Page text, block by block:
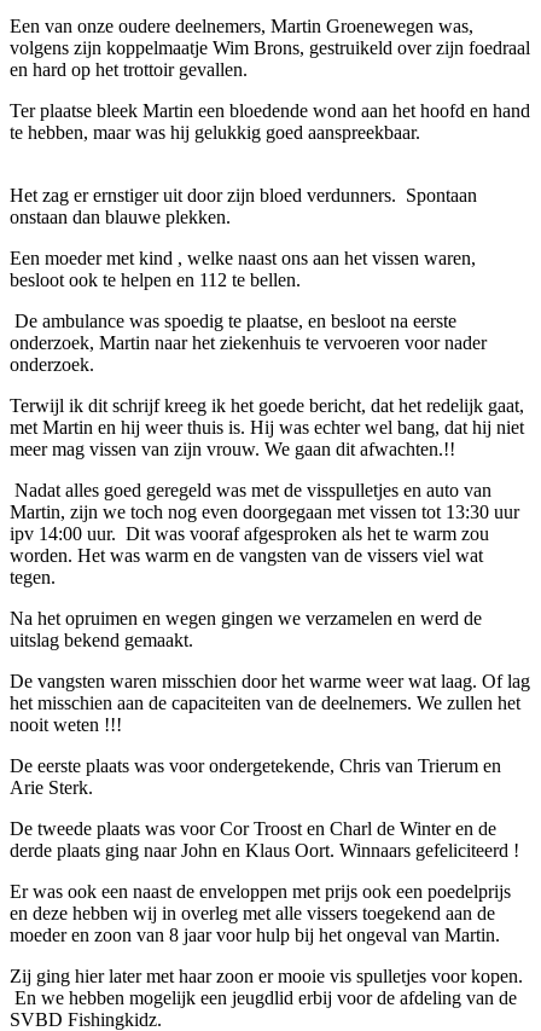
Een van onze oudere deelnemers, Martin Groenewegen was,
volgens zijn koppelmaatje Wim Brons, gestruikeld over zijn foedraal
en hard op het trottoir gevallen.
Ter plaatse bleek Martin een bloedende wond aan het hoofd en hand
te hebben, maar was hij gelukkig goed aanspreekbaar.
Het zag er ernstiger uit door zijn bloed verdunners. Spontaan
onstaan dan blauwe plekken.
Een moeder met kind , welke naast ons aan het vissen waren,
besloot ook te helpen en 112 te bellen.
De ambulance was spoedig te plaatse, en besloot na eerste
onderzoek, Martin naar het ziekenhuis te vervoeren voor nader
onderzoek.
Terwijl ik dit schrijf kreeg ik het goede bericht, dat het redelijk gaat,
met Martin en hij weer thuis is. Hij was echter wel bang, dat hij niet
meer mag vissen van zijn vrouw. We gaan dit afwachten.!!
Nadat alles goed geregeld was met de visspulletjes en auto van
Martin, zijn we toch nog even doorgegaan met vissen tot 13:30 uur
ipv 14:00 uur. Dit was vooraf afgesproken als het te warm zou
worden. Het was warm en de vangsten van de vissers viel wat
tegen.
Na het opruimen en wegen gingen we verzamelen en werd de
uitslag bekend gemaakt.
De vangsten waren misschien door het warme weer wat laag. Of lag
het misschien aan de capaciteiten van de deelnemers. We zullen het
nooit weten !!!
De eerste plaats was voor ondergetekende, Chris van Trierum en
Arie Sterk.
De tweede plaats was voor Cor Troost en Charl de Winter en de
derde plaats ging naar John en Klaus Oort. Winnaars gefeliciteerd !
Er was ook een naast de enveloppen met prijs ook een poedelprijs
en deze hebben wij in overleg met alle vissers toegekend aan de
moeder en zoon van 8 jaar voor hulp bij het ongeval van Martin.
Zij ging hier later met haar zoon er mooie vis spulletjes voor kopen.
En we hebben mogelijk een jeugdlid erbij voor de afdeling van de
SVBD Fishingkidz.